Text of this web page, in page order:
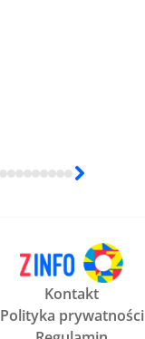
Kontakt
Polityka prywatności